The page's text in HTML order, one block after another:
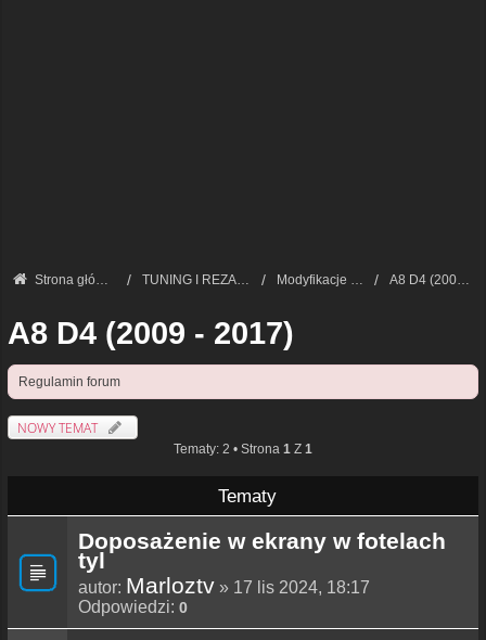
Strona główna TUNING I REZANIE AUDI A8 Modyfikacje różne A8 D4 (2009 - 2017)
A8 D4 (2009 - 2017)
Regulamin forum
NOWY TEMAT
Tematy: 2 • Strona 1 Z 1
Tematy
Doposażenie w ekrany w fotelach
tyl
autor: Marloztv » 17 lis 2024, 18:17
Odpowiedzi: 0